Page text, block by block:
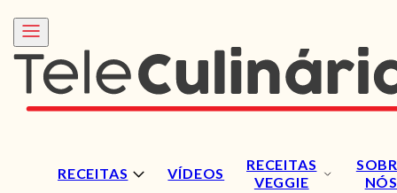
RECEITAS VÍDEOS
RECEITAS
VEGGIE
NÓS